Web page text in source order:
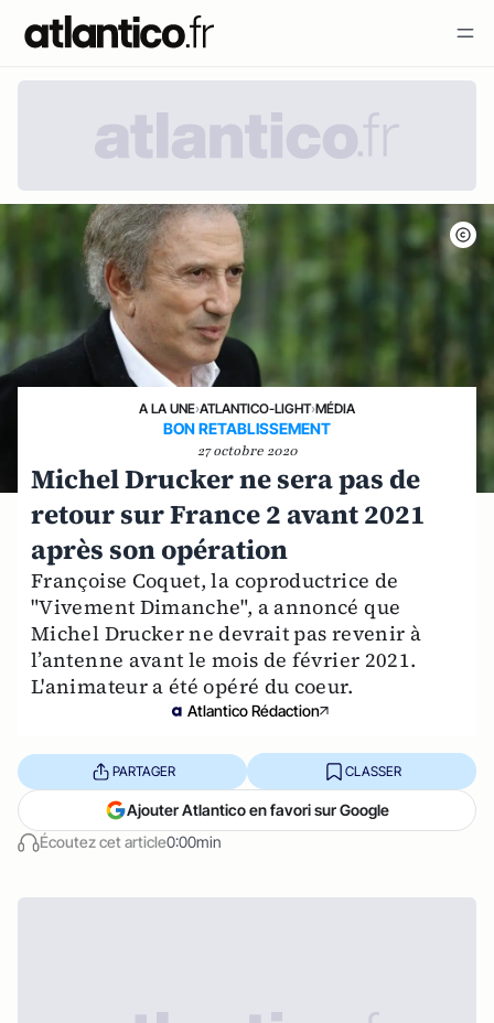
A LA UNE›ATLANTICO-LIGHT›MÉDIA
BON RETABLISSEMENT
27 octobre 2020
Michel Drucker ne sera pas de
retour sur France 2 avant 2021
après son opération
Françoise Coquet, la coproductrice de
"Vivement Dimanche", a annoncé que
Michel Drucker ne devrait pas revenir à
l’antenne avant le mois de février 2021.
L'animateur a été opéré du coeur.
Atlantico Rédaction
Écoutez cet article0:00min
PARTAGER CLASSER
Ajouter Atlantico en favori sur Google